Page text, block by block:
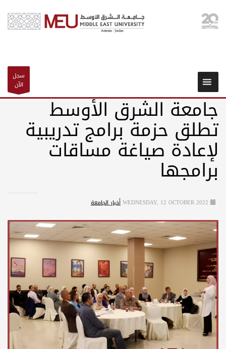
سجل
الآن
جامعة الشرق الأوسط
تطلق حزمة برامج تدريبية
لإعادة صياغة مساقات
برامجها
WEDNESDAY, 12 OCTOBER 2022أخبار الجامعة